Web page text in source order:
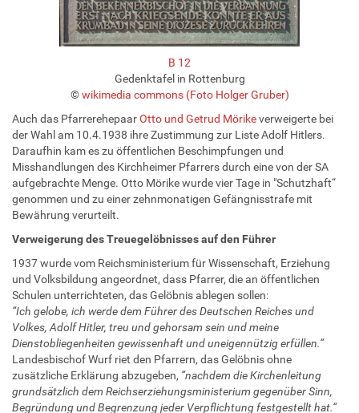
B 12
Gedenktafel in Rottenburg
©wikimedia commons (Foto Holger Gruber)
Auch das PfarrerehepaarOtto und Getrud Mörikeverweigerte bei
der Wahl am 10.4.1938 ihre Zustimmung zur Liste Adolf Hitlers.
Daraufhin kam es zu öffentlichen Beschimpfungen und
Misshandlungen des Kirchheimer Pfarrers durch eine von der SA
aufgebrachte Menge. Otto Mörike wurde vier Tage in "Schutzhaft“
genommen und zu einer zehnmonatigen Gefängnisstrafe mit
Bewährung verurteilt.
Verweigerung des Treuegelöbnisses auf den Führer
1937 wurde vom Reichsministerium für Wissenschaft, Erziehung
und Volksbildung angeordnet, dass Pfarrer, die an öffentlichen
Schulen unterrichteten, das Gelöbnis ablegen sollen:
“Ich gelobe, ich werde dem Führer des Deutschen Reiches und
Volkes, Adolf Hitler, treu und gehorsam sein und meine
Dienstobliegenheiten gewissenhaft und uneigennützig erfüllen.“
Landesbischof Wurf riet den Pfarrern, das Gelöbnis ohne
zusätzliche Erklärung abzugeben, “nachdem die Kirchenleitung
grundsätzlich dem Reichserziehungsministerium gegenüber Sinn,
Begründung und Begrenzung jeder Verpflichtung festgestellt hat.“